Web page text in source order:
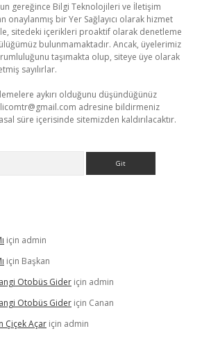
gereğince Bilgi Teknolojileri ve İletişim
onaylanmış bir Yer Sağlayıcı olarak hizmet
sitedeki içerikleri proaktif olarak denetleme
bulunmamaktadır. Ancak, üyelerimiz
taşımakta olup, siteye üye olarak
sayılırlar.
aykırı olduğunu düşündüğünüz
adresine bildirmeniz
süre içerisinde sitemizden kaldırılacaktır.
için admin
için Başkan
Otobüs Gider için admin
Otobüs Gider için Canan
Çiçek Açar için admin